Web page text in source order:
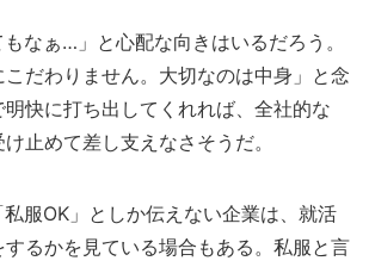
なぁ…」と心配な向きはいるだろう。
だわりません。大切なのは中身」と念
快に打ち出してくれれば、全社的な
け止めて差し支えなさそうだ。
服OK」としか伝えない企業は、就活
るかを見ている場合もある。私服と言